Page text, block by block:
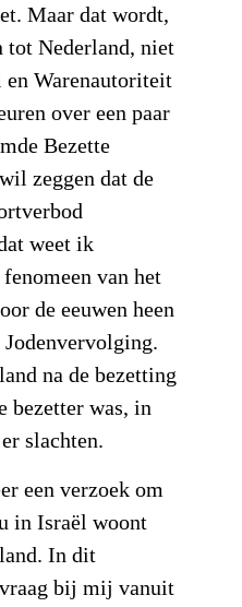
Maar dat wordt,
tot Nederland, niet
en Warenautoriteit
over een paar
Bezette
zeggen dat de
weet ik
van het
de eeuwen heen
Jodenvervolging.
na de bezetting
bezetter was, in
slachten.
een verzoek om
in Israël woont
In dit
bij mij vanuit